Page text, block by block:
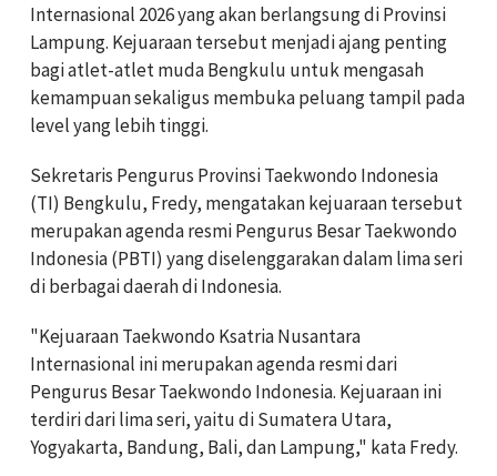
Internasional 2026 yang akan berlangsung di Provinsi
Lampung. Kejuaraan tersebut menjadi ajang penting
bagi atlet-atlet muda Bengkulu untuk mengasah
kemampuan sekaligus membuka peluang tampil pada
level yang lebih tinggi.
Sekretaris Pengurus Provinsi Taekwondo Indonesia
(TI) Bengkulu, Fredy, mengatakan kejuaraan tersebut
merupakan agenda resmi Pengurus Besar Taekwondo
Indonesia (PBTI) yang diselenggarakan dalam lima seri
di berbagai daerah di Indonesia.
"Kejuaraan Taekwondo Ksatria Nusantara
Internasional ini merupakan agenda resmi dari
Pengurus Besar Taekwondo Indonesia. Kejuaraan ini
terdiri dari lima seri, yaitu di Sumatera Utara,
Yogyakarta, Bandung, Bali, dan Lampung," kata Fredy.